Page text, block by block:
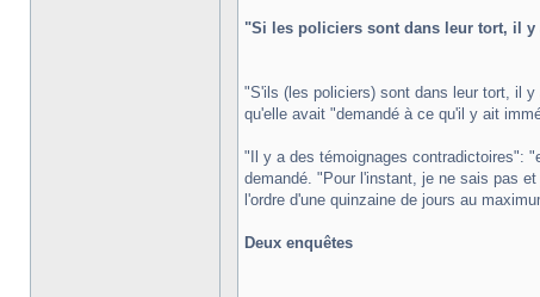
"Si les policiers sont dans leur tort, il y
"S'ils (les policiers) sont dans leur tort, il
qu'elle avait "demandé à ce qu'il y ait
"Il y a des témoignages contradictoires":
demandé. "Pour l'instant, je ne sais pas
l'ordre d'une quinzaine de jours au
Deux enquêtes